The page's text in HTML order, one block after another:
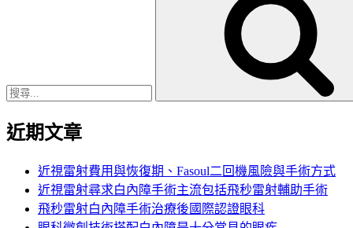
近期文章
近視雷射費用與恢復期、Fasoul二回機風險與手術方式
近視雷射尋求白內障手術主流包括飛秒雷射輔助手術
飛秒雷射白內障手術治療後國際認證眼科